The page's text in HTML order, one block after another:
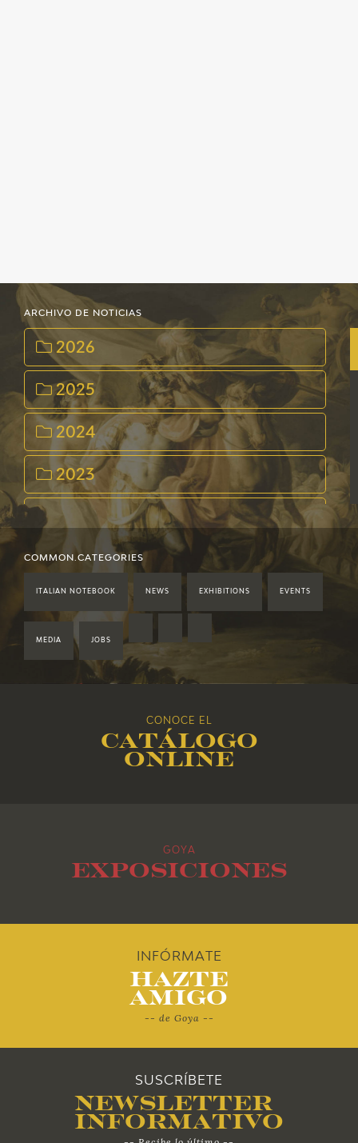
ARCHIVO DE NOTICIAS
2026
2025
2024
2023
2022
2021
2019
2018
COMMON.CATEGORIES
ITALIAN NOTEBOOK NEWS EXHIBITIONS EVENTS
MEDIA JOBS
CONOCE EL
Catálogo
online
GOYA
Exposiciones
INFÓRMATE
Hazte
Amigo
-- de Goya --
SUSCRÍBETE
Newsletter
Informativo